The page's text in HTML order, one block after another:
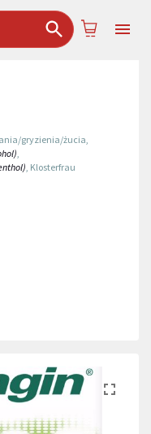
gryzienia/żucia,
,
, Klosterfrau